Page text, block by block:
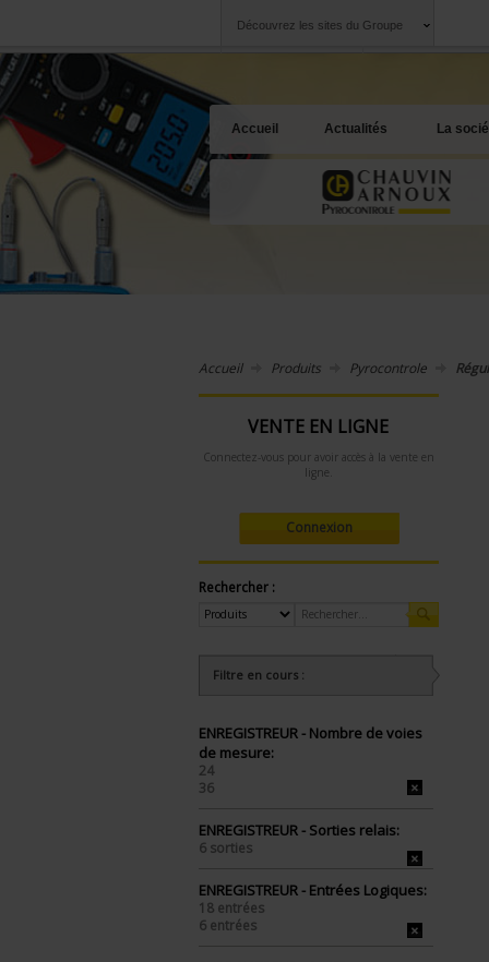
Découvrez les sites du Groupe
Accueil Actualités La
Accueil Produits Pyrocontrole
VENTE EN LIGNE
Connectez-vous pour avoir accès à la vente en
ligne.
Connexion
Rechercher :
Filtre en cours :
ENREGISTREUR - Nombre de voies
de mesure:
24
36
ENREGISTREUR - Sorties relais:
6 sorties
ENREGISTREUR - Entrées Logiques:
18 entrées
6 entrées